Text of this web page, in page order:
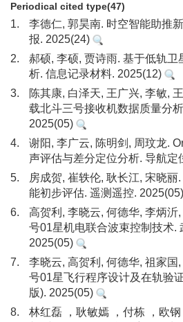
Periodical cited type(47)
1.
李德仁, 郭昊南. 时空智能助推
报. 2025(24)
2.
郝硕, 李硕, 贾诗雨. 基于低轨卫
析. 信息记录材料. 2025(12)
3.
陈其康, 白泽天, 王广兴, 李敏,
载北斗三号接收机数据质量分
2025(05)
4.
谢阳, 李广云, 陈明剑, 周玟龙.
声评估与差分定位分析. 导航定
5.
房成贺, 崔轶伦, 耿长江, 宋晓
能初步评估. 遥测遥控. 2025(05)
6.
高贺利, 李晓云, 何德华, 李炳沂
号01星机电联合波束控制技术.
2025(05)
7.
李晓云, 高贺利, 何德华, 祖家国
号01星飞行程序设计及在轨验
版). 2025(05)
8.
林红磊 ，耿敏嫣 ，付栋 ，欧